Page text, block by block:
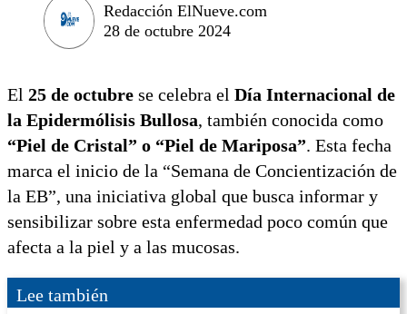
Redacción ElNueve.com
28 de octubre 2024
El 25 de octubre se celebra el Día Internacional de
la Epidermólisis Bullosa, también conocida como
“Piel de Cristal” o “Piel de Mariposa”. Esta fecha
marca el inicio de la “Semana de Concientización de
la EB”, una iniciativa global que busca informar y
sensibilizar sobre esta enfermedad poco común que
afecta a la piel y a las mucosas.
Lee también